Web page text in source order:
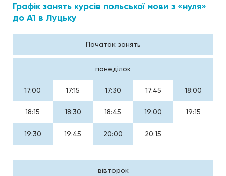
Графік занять курсів польської мови з «нуля»
до А1 в Луцьку
Початок занять
понеділок
17:00 17:15 17:30 17:45 18:00
18:15 18:30 18:45 19:00 19:15
19:30 19:45 20:00 20:15
вівторок